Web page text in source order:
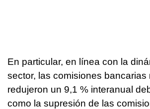
En particular, en línea con la
sector, las comisiones bancarias
redujeron un 9,1 % interanual
como la supresión de las